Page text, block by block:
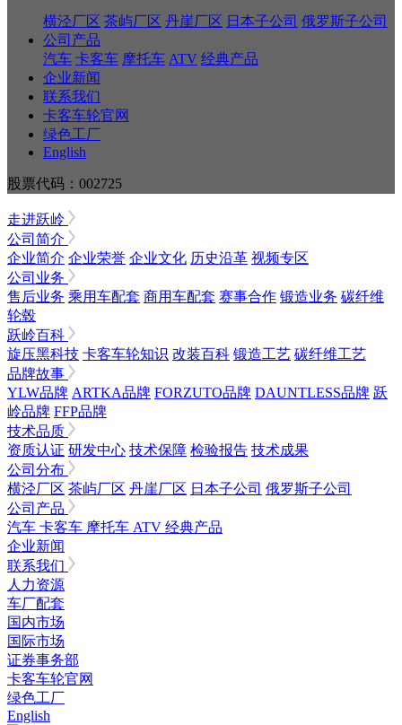
横泾厂区 茶屿厂区 丹崖厂区 日本子公司 俄罗斯子公司
公司产品
汽车 卡客车 摩托车 ATV 经典产品
企业新闻
联系我们
卡客车轮官网
绿色工厂
English
股票代码：002725
走进跃岭
公司简介
企业简介 企业荣誉 企业文化 历史沿革 视频专区
公司业务
售后业务 乘用车配套 商用车配套 赛事合作 锻造业务 碳纤维
轮毂
跃岭百科
旋压黑科技 卡客车轮知识 改装百科 锻造工艺 碳纤维工艺
品牌故事
YLW品牌 ARTKA品牌 FORZUTO品牌 DAUNTLESS品牌 跃
岭品牌 FFP品牌
技术品质
资质认证 研发中心 技术保障 检验报告 技术成果
公司分布
横泾厂区 茶屿厂区 丹崖厂区 日本子公司 俄罗斯子公司
公司产品
汽车 卡客车 摩托车 ATV 经典产品
企业新闻
联系我们
人力资源
车厂配套
国内市场
国际市场
证券事务部
卡客车轮官网
绿色工厂
English